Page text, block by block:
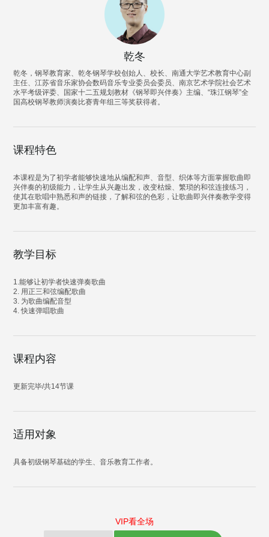
乾冬
乾冬，钢琴教育家、乾冬钢琴学校创始人、校长、南通大学艺术教育中心副
主任、江苏省音乐家协会数码音乐专业委员会委员、南京艺术学院社会艺术
水平考级评委、国家十二五规划教材《钢琴即兴伴奏》主编、“珠江钢琴”全
国高校钢琴教师演奏比赛青年组三等奖获得者。
课程特色
本课程是为了初学者能够快速地从编配和声、音型、织体等方面掌握歌曲即
兴伴奏的初级能力，让学生从兴趣出发，改变枯燥、繁琐的和弦连接练习，
使其在歌唱中熟悉和声的链接，了解和弦的色彩，让歌曲即兴伴奏教学变得
更加丰富有趣。
教学目标
1.能够让初学者快速弹奏歌曲
2. 用正三和弦编配歌曲
3. 为歌曲编配音型
4. 快速弹唱歌曲
课程内容
更新完毕/共14节课
适用对象
具备初级钢琴基础的学生、音乐教育工作者。
VIP看全场